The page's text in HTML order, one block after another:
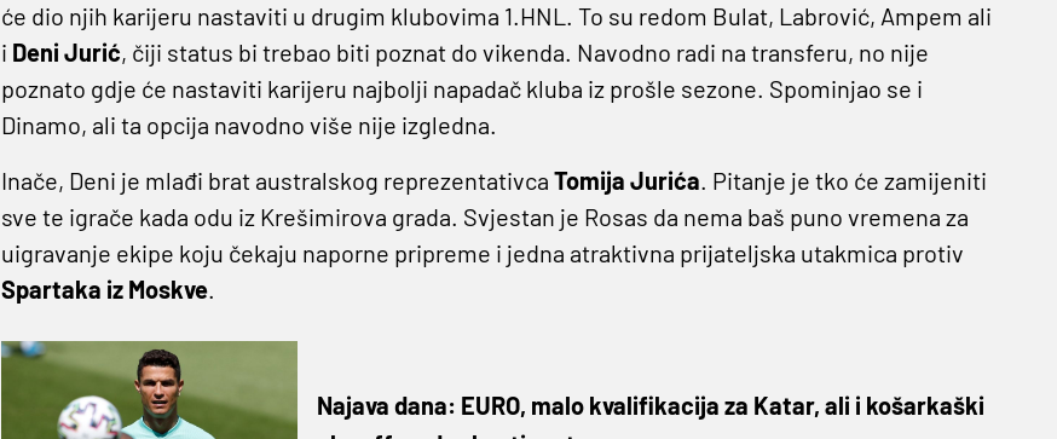
će dio njih karijeru nastaviti u drugim klubovima 1.HNL. To su redom Bulat, Labrović, Ampem ali
i Deni Jurić, čiji status bi trebao biti poznat do vikenda. Navodno radi na transferu, no nije
poznato gdje će nastaviti karijeru najbolji napadač kluba iz prošle sezone. Spominjao se i
Dinamo, ali ta opcija navodno više nije izgledna.
Inače, Deni je mlađi brat australskog reprezentativca Tomija Jurića. Pitanje je tko će zamijeniti
sve te igrače kada odu iz Krešimirova grada. Svjestan je Rosas da nema baš puno vremena za
uigravanje ekipe koju čekaju naporne pripreme i jedna atraktivna prijateljska utakmica protiv
Spartaka iz Moskve.
Najava dana: EURO, malo kvalifikacija za Katar, ali i košarkaški